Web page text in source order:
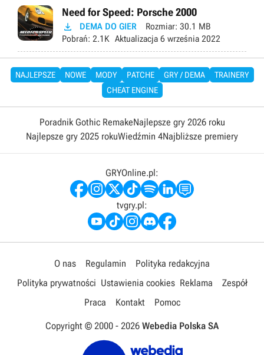
Need for Speed: Porsche 2000
 DEMA DO GIER Rozmiar: 30.1 MB
Pobrań: 2.1K Aktualizacja 6 września 2022
NAJLEPSZE NOWE MODY PATCHE GRY / DEMA
TRAINERY
CHEAT ENGINE
Poradnik Gothic RemakeNajlepsze gry 2026 roku
Najlepsze gry 2025 rokuWiedźmin 4Najbliższe premiery
GRYOnline.pl:
tvgry.pl:
O nas Regulamin
Polityka redakcyjna
Polityka prywatności Ustawienia cookies Reklama
Zespół
Praca
Kontakt Pomoc
Copyright © 2000 - 2026 Webedia Polska SA